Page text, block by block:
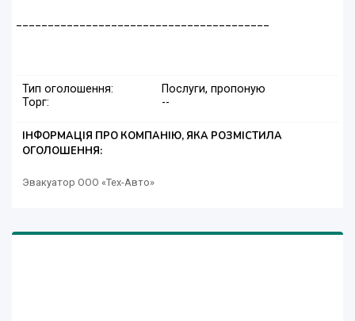
Тип оголошення:
Послуги, пропоную
Торг:
--
ІНФОРМАЦІЯ ПРО КОМПАНІЮ, ЯКА РОЗМІСТИЛА
ОГОЛОШЕННЯ:
Эвакуатор ООО «Тех-Авто»